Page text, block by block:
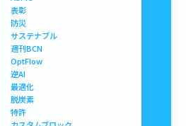
表彰
防災
サステナブル
週刊BCN
OptFlow
逆AI
最適化
脱炭素
特許